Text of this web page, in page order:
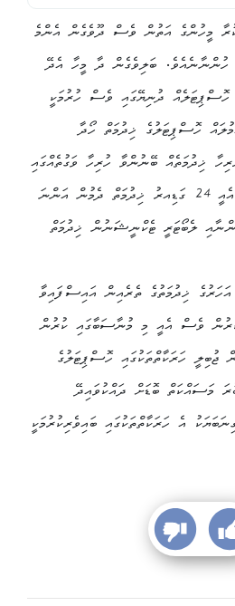
މީހުންގެ އަތުން ވެސް ދޫވެގެން އެންމެ
ހުންނާނެއެވެ. ބަލިވެގެން ދާ މީހާ އެދޭ
ހޮސްޕިޓަލެއް ދުނިޔޭގައި ވެސް ހުރުމަކީ
ހޮސްޕިޓަލުގެ ޚިދުމަތް ހޯދާ
ޚިދުމަތެއް ބޭނުންވާ ހުރިހާ ވަގުތެއްގައި
ނުލިބެއެވެ. ނަމަވެސް މިއަދު އެއީ 24 ގަޑިއރު ޚިދުމަތް ދެމުން އަންނަ
ލެބޯޓަރީ ޓެކްނީޝަނުން ޚިދުމަތް
ފުވައްމުލަކު ހޮސްޕިޓަލުގެ 50 އަހަރުގެ ޚިދުމަތުގެ ތެރެއިން އައިސްފައިވާ
ވެސް އެއީ މި މުނާސަބާގައި ކުރުން
ޖުބިލީ ހަރަކާތްތަކުގައި ހޮސްޕިޓަލުގެ
މަސައްކަތް ބޮޑަށް ދައްކުވައިދޭ
އެ ހަރަކާތްތަކުގައި ބައިވެރިކުރުމަކީ